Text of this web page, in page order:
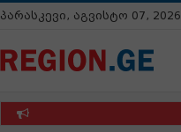
პარასკევი, აგვისტო 07, 2026